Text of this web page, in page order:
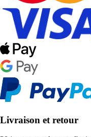
Livraison et retour